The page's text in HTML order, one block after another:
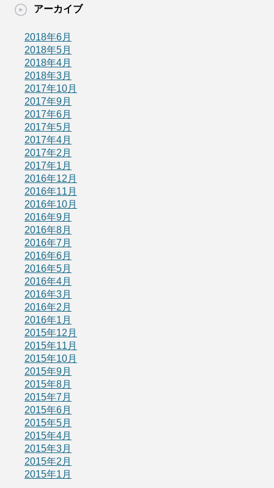
アーカイブ
2018年6月
2018年5月
2018年4月
2018年3月
2017年10月
2017年9月
2017年6月
2017年5月
2017年4月
2017年2月
2017年1月
2016年12月
2016年11月
2016年10月
2016年9月
2016年8月
2016年7月
2016年6月
2016年5月
2016年4月
2016年3月
2016年2月
2016年1月
2015年12月
2015年11月
2015年10月
2015年9月
2015年8月
2015年7月
2015年6月
2015年5月
2015年4月
2015年3月
2015年2月
2015年1月